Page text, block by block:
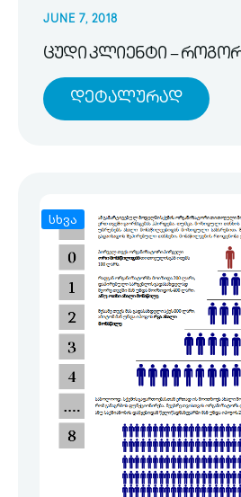
JUNE 7, 2018
ცუდი კლიენტი –
Დეტალურად
სხვა